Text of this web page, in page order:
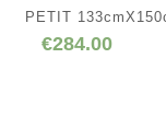
PETIT
€284.00